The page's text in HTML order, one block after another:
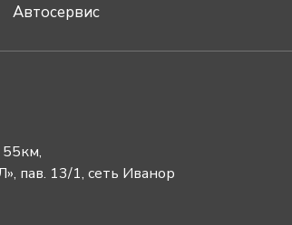
Автосервис
пав. 13/1, сеть Иванор